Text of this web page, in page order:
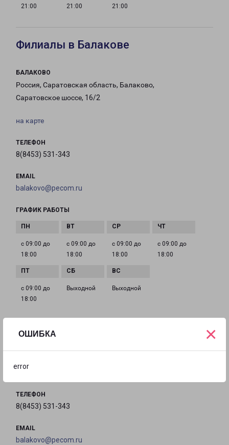
ОШИБКА
error
×
21:00
21:00
21:00
Филиалы в Балакове
БАЛАКОВО
Россия, Саратовская область, Балаково,
Саратовское шоссе, 16/2
на карте
ТЕЛЕФОН
8(8453) 531-343
EMAIL
balakovo@pecom.ru
ГРАФИК РАБОТЫ
с 09:00 до
18:00
с 09:00 до
18:00
с 09:00 до
18:00
с 09:00 до
18:00
с 09:00 до
18:00
Выходной Выходной
ВОЛЬСК КРАСНОГВАРДЕЙСКАЯ 30
город Вольск, улица Красногвардейская, 30
ТЕЛЕФОН
8(8453) 531-343
EMAIL
balakovo@pecom.ru